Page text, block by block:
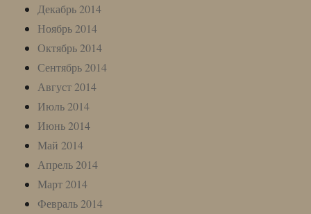
Декабрь 2014
Ноябрь 2014
Октябрь 2014
Сентябрь 2014
Август 2014
Июль 2014
Июнь 2014
Май 2014
Апрель 2014
Март 2014
Февраль 2014